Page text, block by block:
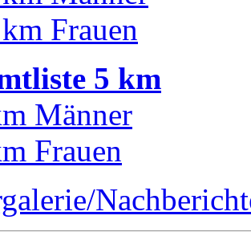
Frauen
5 km
Männer
Frauen